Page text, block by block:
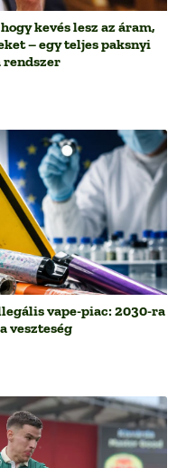
kevés lesz az áram,
– egy teljes paksnyi
rendszer
vape-piac: 2030-ra
veszteség